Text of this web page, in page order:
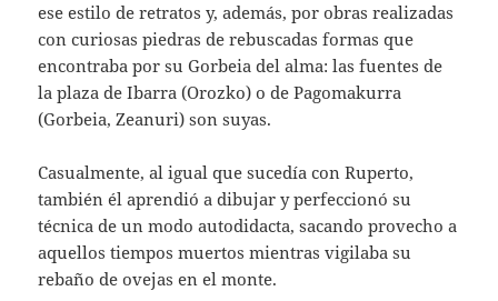
ese estilo de retratos y, además, por obras realizadas
con curiosas piedras de rebuscadas formas que
encontraba por su Gorbeia del alma: las fuentes de
la plaza de Ibarra (Orozko) o de Pagomakurra
(Gorbeia, Zeanuri) son suyas.
Casualmente, al igual que sucedía con Ruperto,
también él aprendió a dibujar y perfeccionó su
técnica de un modo autodidacta, sacando provecho a
aquellos tiempos muertos mientras vigilaba su
rebaño de ovejas en el monte.